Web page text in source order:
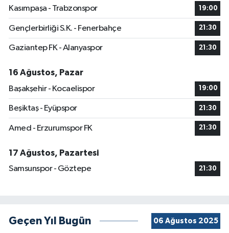
Kasımpaşa - Trabzonspor 19:00
Gençlerbirliği S.K. - Fenerbahçe 21:30
Gaziantep FK - Alanyaspor 21:30
16 Ağustos, Pazar
Başakşehir - Kocaelispor
19:00
Beşiktaş - Eyüpspor 21:30
Amed - Erzurumspor FK 21:30
17 Ağustos, Pazartesi
Samsunspor - Göztepe
21:30
Geçen Yıl Bugün 06 Ağustos 2025